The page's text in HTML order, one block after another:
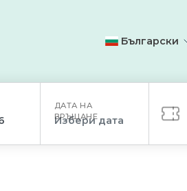
Български
ДАТА НА
ВРЪЩАНЕ